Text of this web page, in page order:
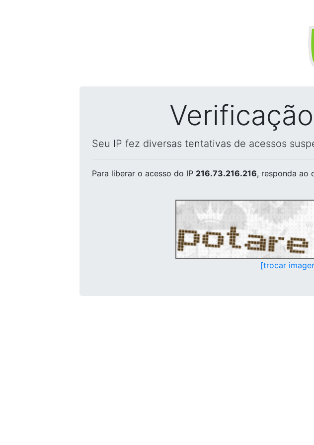
Seu IP fez diversas tentativas de acessos
Para liberar o acesso do IP 216.73.216.216, responda ao
[trocar